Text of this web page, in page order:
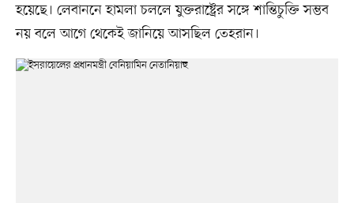
হয়েছে। লেবাননে হামলা চললে যুক্তরাষ্ট্রের সঙ্গে শান্তিচুক্তি সম্ভব
নয় বলে আগে থেকেই জানিয়ে আসছিল তেহরান।